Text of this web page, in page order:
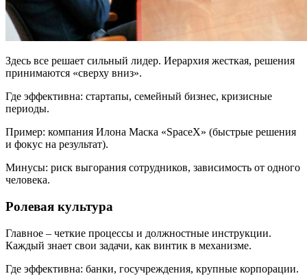
Здесь все решает сильный лидер. Иерархия жесткая, решения
принимаются «сверху вниз».
Где эффективна: стартапы, семейный бизнес, кризисные
периоды.
Пример: компания Илона Маска «SpaceX» (быстрые решения
и фокус на результат).
Минусы: риск выгорания сотрудников, зависимость от одного
человека.
Ролевая культура
Главное – четкие процессы и должностные инструкции.
Каждый знает свои задачи, как винтик в механизме.
Где эффективна: банки, госучреждения, крупные корпорации.